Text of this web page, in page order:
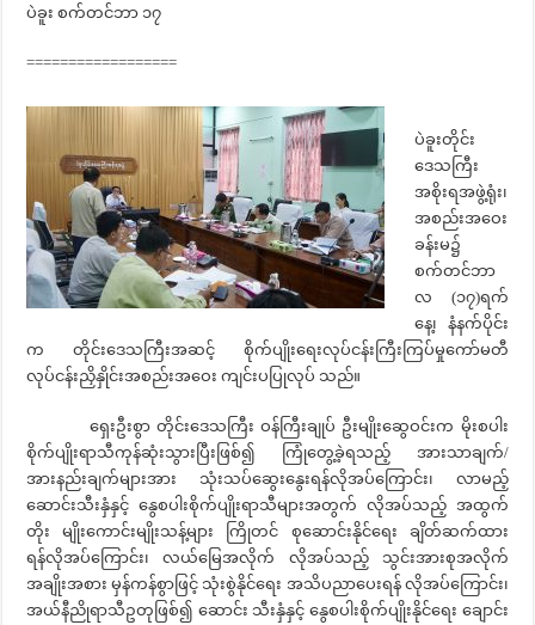
ပဲခူး စက်တင်ဘာ ၁၇
==================
ပဲခူးတိုင်း
ဒေသကြီး
အစိုးရအဖွဲ့ရုံး၊
အစည်းအဝေး
ခန်းမ၌
စက်တင်ဘာ
လ (၁၇)ရက်
နေ့၊ နံနက်ပိုင်း
က တိုင်းဒေသကြီးအဆင့် စိုက်ပျိုးရေးလုပ်ငန်းကြီးကြပ်မှုကော်မတီ
လုပ်ငန်းညှိနှိုင်းအစည်းအဝေး ကျင်းပပြုလုပ် သည်။
ရှေးဦးစွာ တိုင်းဒေသကြီး ဝန်ကြီးချုပ် ဦးမျိုးဆွေဝင်းက မိုးစပါး
စိုက်ပျိုးရာသီကုန်ဆုံးသွားပြီးဖြစ်၍ ကြုံတွေ့ခဲ့ရသည့် အားသာချက်/
အားနည်းချက်များအား သုံးသပ်ဆွေးနွေးရန်လိုအပ်ကြောင်း၊ လာမည့်
ဆောင်းသီးနှံနှင့် နွေစပါးစိုက်ပျိုးရာသီများအတွက် လိုအပ်သည့် အထွက်
တိုး မျိုးကောင်းမျိုးသန့်များ ကြိုတင် စုဆောင်းနိုင်ရေး ချိတ်ဆက်ထား
ရန်လိုအပ်ကြောင်း၊ လယ်မြေအလိုက် လိုအပ်သည့် သွင်းအားစုအလိုက်
အချိုးအစား မှန်ကန်စွာဖြင့် သုံးစွဲနိုင်ရေး အသိပညာပေးရန် လိုအပ်ကြောင်း၊
အယ်နီညိုရာသီဥတုဖြစ်၍ ဆောင်း သီးနှံနှင့် နွေစပါးစိုက်ပျိုးနိုင်ရေး ချောင်း